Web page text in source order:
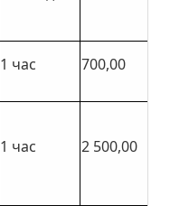
1 час 700,00
1 час 2 500,00